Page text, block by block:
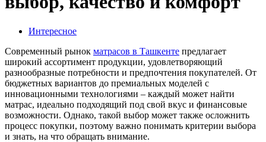
Интересное
Современный рынок матрасов в Ташкенте предлагает
широкий ассортимент продукции, удовлетворяющий
разнообразные потребности и предпочтения покупателей. От
бюджетных вариантов до премиальных моделей с
инновационными технологиями – каждый может найти
матрас, идеально подходящий под свой вкус и финансовые
возможности. Однако, такой выбор может также осложнить
процесс покупки, поэтому важно понимать критерии выбора
и знать, на что обращать внимание.